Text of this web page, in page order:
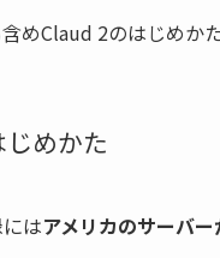
めClaud 2のはじめか
めかた
はアメリカのサーバ